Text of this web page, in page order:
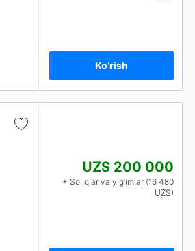
Ko’rish
UZS 200 000
+ Soliqlar va yig‘imlar (16 480
UZS)